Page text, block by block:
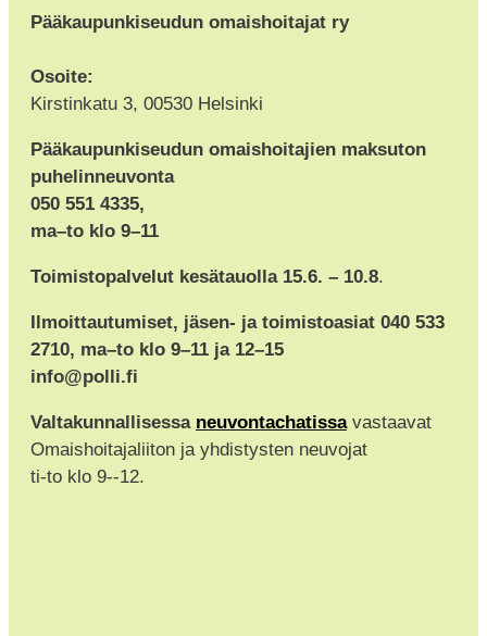
Pääkaupunkiseudun omaishoitajat ry
Osoite:
Kirstinkatu 3, 00530 Helsinki
Pääkaupunkiseudun omaishoitajien maksuton
puhelinneuvonta
050 551 4335,
ma–to klo 9–11
Toimistopalvelut kesätauolla 15.6. – 10.8.
Ilmoittautumiset, jäsen- ja toimistoasiat 040 533
2710, ma–to klo 9–11 ja 12–15
info@polli.fi
Valtakunnallisessa neuvontachatissavastaavat
Omaishoitajaliiton ja yhdistysten neuvojat
ti-to klo 9--12.